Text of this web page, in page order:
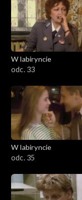
W labiryncie
odc. 33
W labiryncie
odc. 35